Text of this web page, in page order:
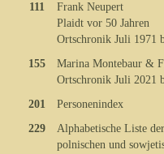
111
Frank Neupert
Plaidt vor 50 Jahren
Ortschronik Juli 1971
155
Marina Montebaur &
Ortschronik Juli 2021
201
Personenindex
229
Alphabetische Liste
polnischen und